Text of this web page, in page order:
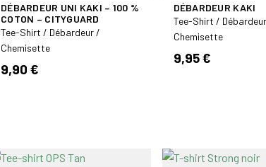
DÉBARDEUR UNI KAKI – 100 %
COTON – CITYGUARD
Tee-Shirt / Débardeur /
Chemisette
9,90 €
DÉBARDEUR KAKI
Tee-Shirt /
Chemisette
9,95 €